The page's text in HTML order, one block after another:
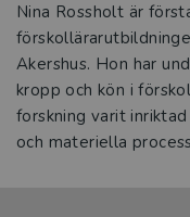
Nina Rossholt är
Akershus. Hon har
kropp och kön i
forskning varit
och materiella